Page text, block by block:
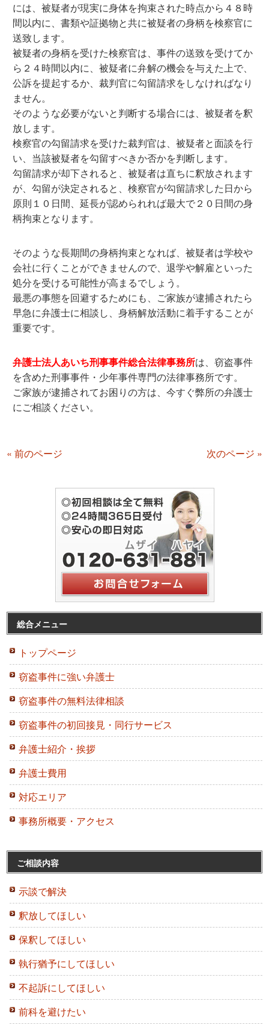
には、被疑者が現実に身体を拘束された時点から４８時
間以内に、書類や証拠物と共に被疑者の身柄を検察官に
送致します。
被疑者の身柄を受けた検察官は、事件の送致を受けてか
ら２４時間以内に、被疑者に弁解の機会を与えた上で、
公訴を提起するか、裁判官に勾留請求をしなければなり
ません。
そのような必要がないと判断する場合には、被疑者を釈
放します。
検察官の勾留請求を受けた裁判官は、被疑者と面談を行
い、当該被疑者を勾留すべきか否かを判断します。
勾留請求が却下されると、被疑者は直ちに釈放されます
が、勾留が決定されると、検察官が勾留請求した日から
原則１０日間、延長が認められれば最大で２０日間の身
柄拘束となります。
そのような長期間の身柄拘束となれば、被疑者は学校や
会社に行くことができませんので、退学や解雇といった
処分を受ける可能性が高まるでしょう。
最悪の事態を回避するためにも、ご家族が逮捕されたら
早急に弁護士に相談し、身柄解放活動に着手することが
重要です。
弁護士法人あいち刑事事件総合法律事務所は、窃盗事件
を含めた刑事事件・少年事件専門の法律事務所です。
ご家族が逮捕されてお困りの方は、今すぐ弊所の弁護士
にご相談ください。
« 前のページ 次のページ »
総合メニュー
トップページ
窃盗事件に強い弁護士
窃盗事件の無料法律相談
窃盗事件の初回接見・同行サービス
弁護士紹介・挨拶
弁護士費用
対応エリア
事務所概要・アクセス
ご相談内容
示談で解決
釈放してほしい
保釈してほしい
執行猶予にしてほしい
不起訴にしてほしい
前科を避けたい